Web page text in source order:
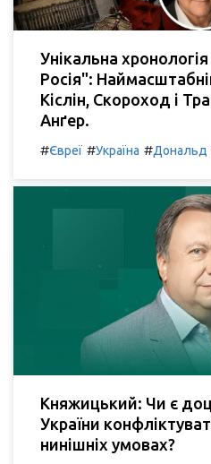
Унікальна
Росія":
Кіслін, Скороход і
Анґер.
#Євреї #Україна #Дональд
Княжицький: Чи є
України
нинішніх умовах?